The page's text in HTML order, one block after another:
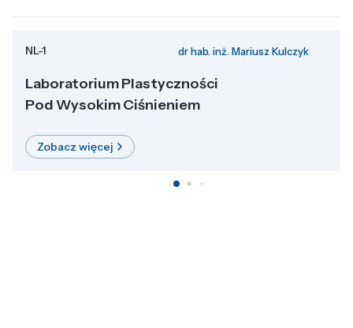
NL-1 dr hab. inż. Mariusz Kulczyk
Laboratorium Plastyczności
Pod Wysokim Ciśnieniem
Zobacz więcej